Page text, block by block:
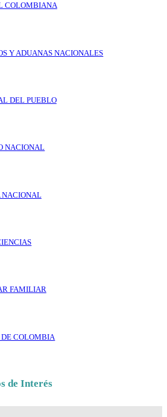
COLOMBIANA
Y ADUANAS NACIONALES
DEL PUEBLO
NACIONAL
NACIONAL
FAMILIAR
COLOMBIA
de Interés